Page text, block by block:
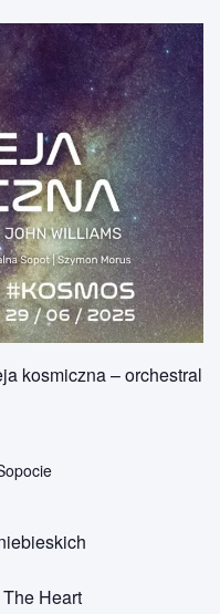
kosmiczna – orchestral
Heart